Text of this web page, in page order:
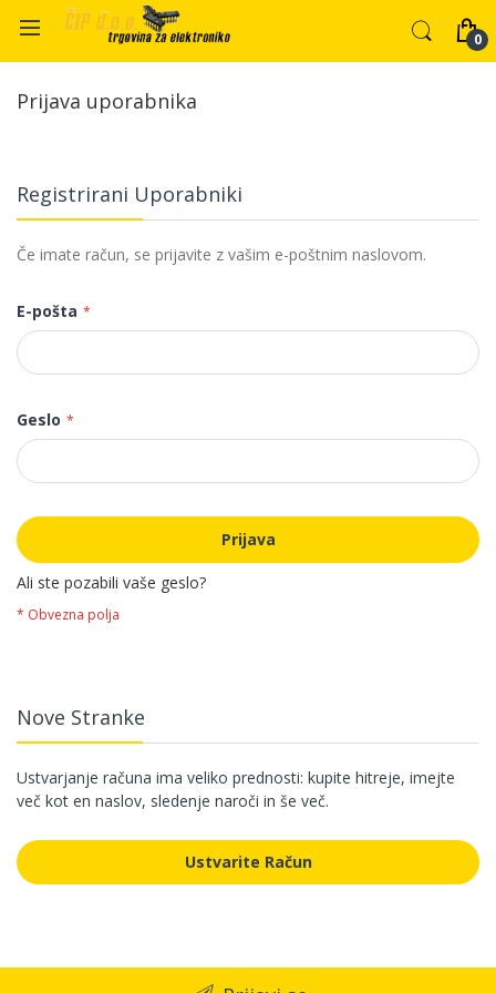
Prijava uporabnika
Registrirani Uporabniki
Če imate račun, se prijavite z vašim e-poštnim naslovom.
E-pošta
Geslo
Prijava
Ali ste pozabili vaše geslo?
Nove Stranke
Ustvarjanje računa ima veliko prednosti: kupite hitreje, imejte
več kot en naslov, sledenje naroči in še več.
Ustvarite Račun